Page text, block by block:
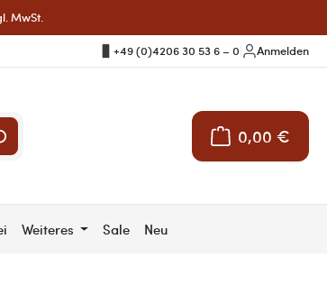
MwSt.
+49 (0)4206 30 53 6 – 0 Anmelden
0,00 €
Warenkorb
Weiteres Sale Neu